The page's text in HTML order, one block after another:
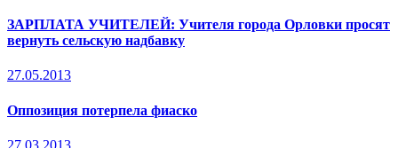
ЗАРПЛАТА УЧИТЕЛЕЙ: Учителя города Орловки просят
вернуть сельскую надбавку
27.05.2013
Оппозиция потерпела фиаско
27.03.2013